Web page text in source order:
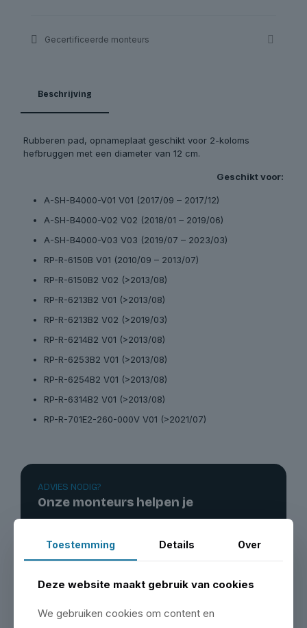
Gecertificeerde monteurs
Beschrijving
Rubberen pad, opnameplaat geschikt voor 2-koloms
hefbruggen met een diameter van 12 cm.
Geschikt voor:
A-SH-B4000-V01 V01 (2017/09 – 2017/12)
A-SH-B4000-V02 V02 (2018/01 – 2019/06)
A-SH-B4000-V03 V03 (2019/07 – 2023/03)
RP-R-6150B V01 (2010/09 – 2013/07)
RP-R-6150B2 V02 (>2013/08)
RP-R-6213B2 V01 (>2013/08)
RP-R-6213B2 V02 (>2019/03)
RP-R-6214B2 V01 (>2013/08)
RP-R-6253B2 V01 (>2013/08)
RP-R-6254B2 V01 (>2013/08)
RP-R-6314B2 V01 (>2013/08)
RP-R-701E2-260-000V V01 (>2021/07)
ADVIES NODIG?
Onze monteurs helpen je
Toestemming Details Over
Deze website maakt gebruik van cookies
We gebruiken cookies om content en